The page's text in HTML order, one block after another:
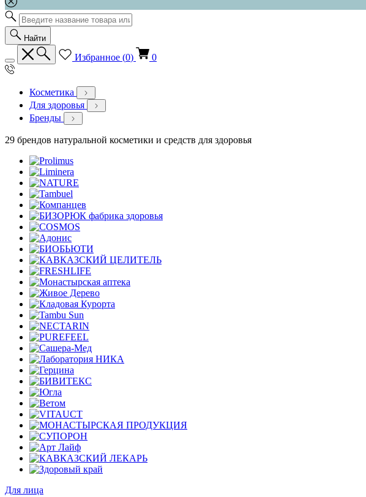
Найти
Избранное (0) 0
Косметика
Для здоровья
Бренды
29 брендов натуральной косметики и средств для здоровья
Для лица